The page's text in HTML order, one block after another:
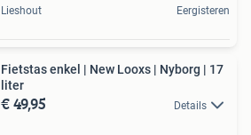
Lieshout Eergisteren
Fietstas enkel | New Looxs | Nyborg | 17
liter
€ 49,95 Details